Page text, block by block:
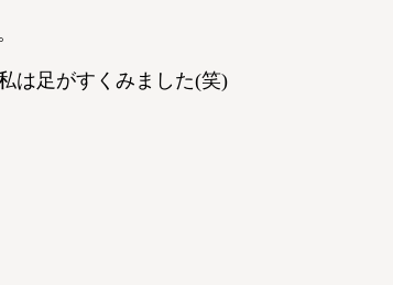
は足がすくみました(笑)